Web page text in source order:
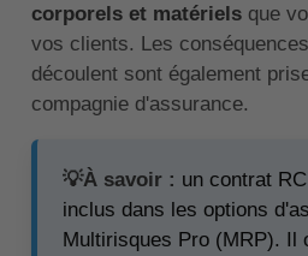
corporels et matérielsque
vos clients. Les
découlent sont également
compagnie d'assurance.
💡À savoir : un contrat
inclus dans les options
Multirisques Pro (MRP). Il